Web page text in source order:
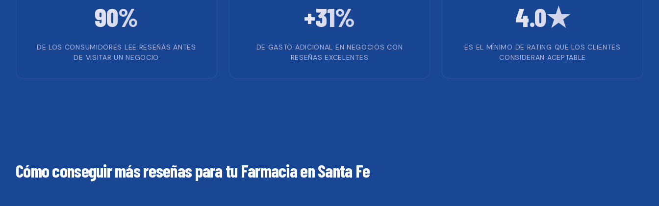
90%
DE LOS CONSUMIDORES LEE RESEÑAS ANTES
DE VISITAR UN NEGOCIO
+31%
DE GASTO ADICIONAL EN NEGOCIOS CON
RESEÑAS EXCELENTES
4.0★
ES EL MÍNIMO DE RATING QUE LOS CLIENTES
CONSIDERAN ACEPTABLE
Cómo conseguir más reseñas para tu FarmaciaenSanta Fe